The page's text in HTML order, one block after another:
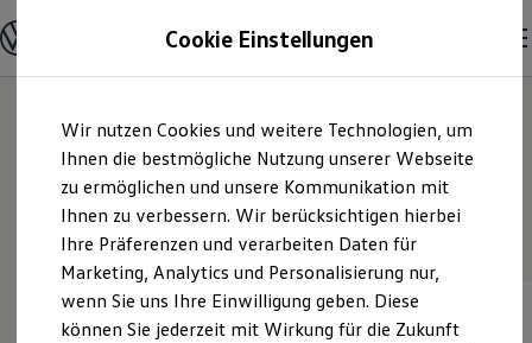
Hauptinhalt
springen
Footer
springen
Modelle und Konfigurator
Konfigurator
Modelle vergleichen
Elektroautos
ENERGY Sondermodelle
Nutzfahrzeuge
SUV und CUV
Familienautos
Kombis
Kompaktwagen
Sportwagen
Schnell verfügbare Fahrzeuge
Angebote und Produkte
10Der Golf Varianten
ENERGY Sondermodelle Standardmodelle Sportliche
Cookie Einstellungen
Wir nutzen Cookies und weitere Technologien, um
Ihnen die bestmögliche Nutzung unserer Webseite
zu ermöglichen und unsere Kommunikation mit
Ihnen zu verbessern. Wir berücksichtigen hierbei
Ihre Präferenzen und verarbeiten Daten für
Marketing, Analytics und Personalisierung nur,
wenn Sie uns Ihre Einwilligung geben. Diese
können Sie jederzeit mit Wirkung für die Zukunft